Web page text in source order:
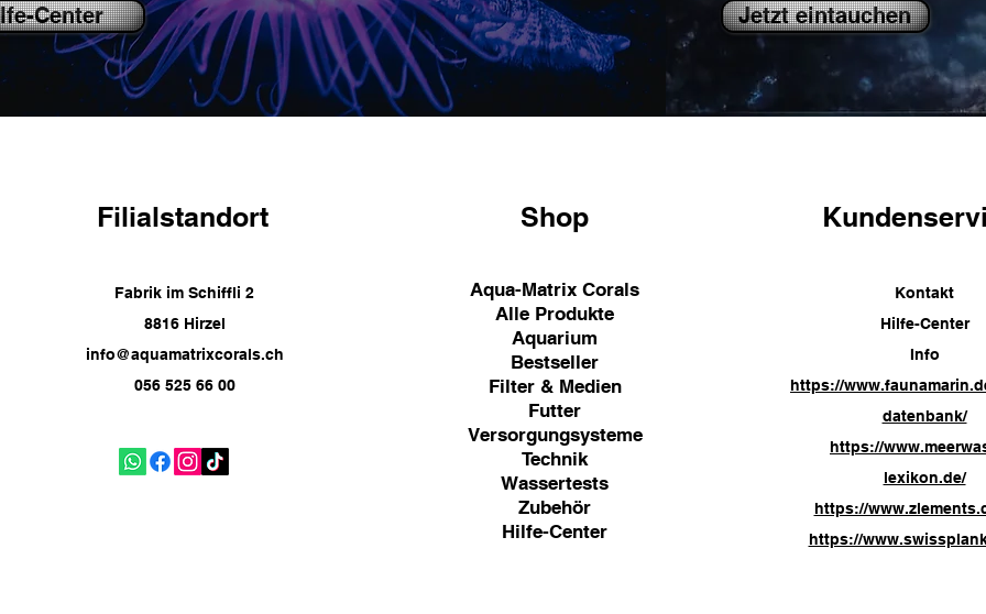
Center Jetzt eintauchen
Filialstandort
Fabrik im Schiffli 2
8816 Hirzel
info@aquamatrixcorals.ch
056 525 66 00
Shop
Aqua-Matrix Corals
Alle Produkte
Aquarium
Bestseller
Filter & Medien
Futter
Versorgungsysteme
Technik
Wassertests
Zubehör
Hilfe-Center
Kontakt
Hilfe-Center
Info
https://
datenbank/
https://
lexikon.de/
https://
https://